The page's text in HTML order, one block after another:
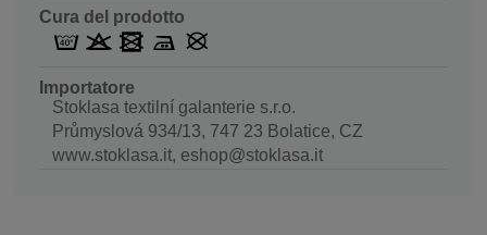
Cura del prodotto
Importatore
Stoklasa textilní galanterie s.r.o.
Průmyslová 934/13, 747 23 Bolatice, CZ
www.stoklasa.it, eshop@stoklasa.it